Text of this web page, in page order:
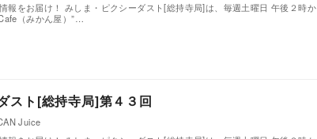
報をお届け！ みしま・ピクシーダスト[総持寺局]は、毎週土曜日 午後２時か
（みかん屋）”…
スト[総持寺局]第４３回
Juice